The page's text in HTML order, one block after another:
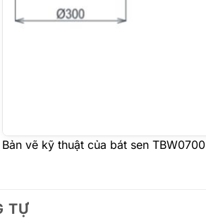
Bản vẽ kỹ thuật của bát sen
TỰ